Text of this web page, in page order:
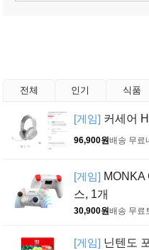
전체 인기 식품
[게임] 커세어
96,900원배송 무료
[게임] MONKA
스, 1개
30,900원배송 무료
[게임] 닌텐도